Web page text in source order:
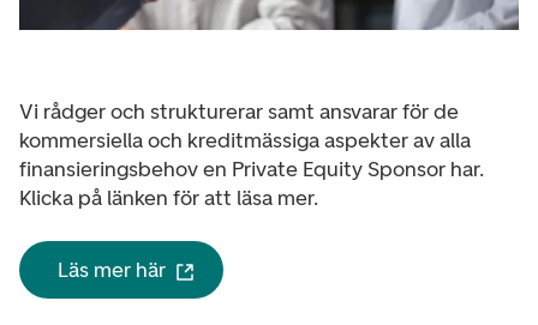
Vi rådger och strukturerar samt ansvarar för de
kommersiella och kreditmässiga aspekter av alla
finansieringsbehov en Private Equity Sponsor har.
Klicka på länken för att läsa mer.
Läs mer här